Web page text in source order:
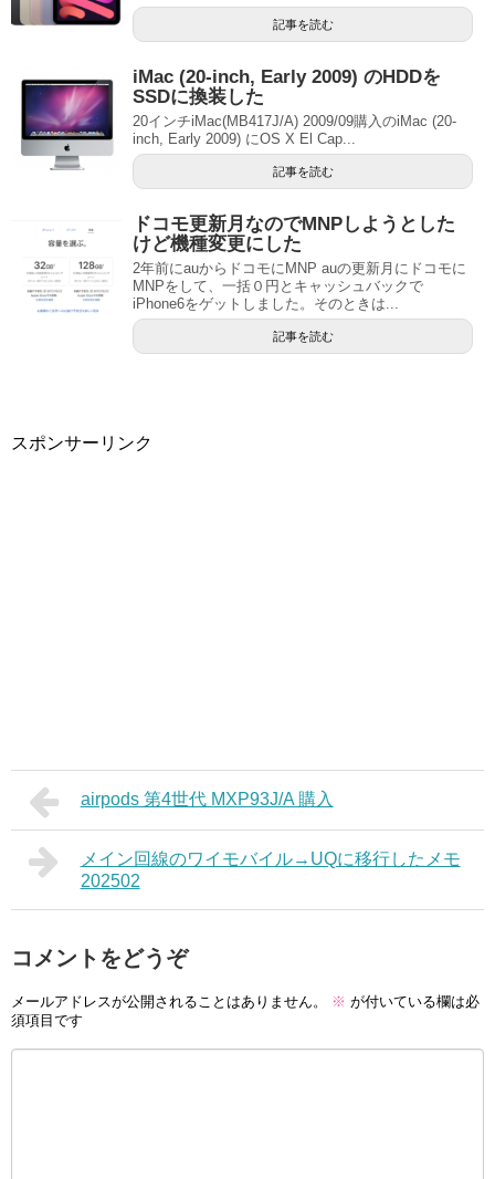
記事を読む
iMac (20-inch, Early 2009) のHDDを
SSDに換装した
20インチiMac(MB417J/A) 2009/09購入のiMac (20-
inch, Early 2009) にOS X El Cap...
記事を読む
ドコモ更新月なのでMNPしようとした
けど機種変更にした
2年前にauからドコモにMNP auの更新月にドコモに
MNPをして、一括０円とキャッシュバックで
iPhone6をゲットしました。そのときは...
記事を読む
スポンサーリンク
airpods 第4世代 MXP93J/A 購入
メイン回線のワイモバイル→UQに移行したメモ
202502
コメントをどうぞ
メールアドレスが公開されることはありません。 ※ が付いている欄は必
須項目です